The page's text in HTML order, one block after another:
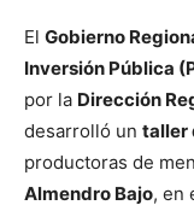
El Gobierno
Inversión Pública
por la Dirección
desarrolló un taller
productoras de
Almendro Bajo, en